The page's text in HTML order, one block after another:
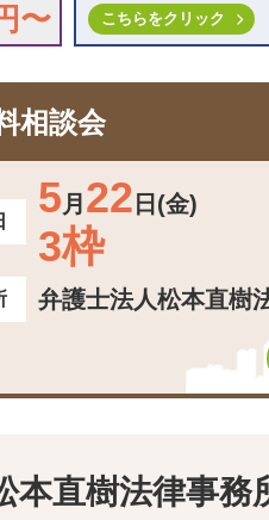
〜 こちらをクリック
相談会
5 月 22 日(金)
3枠
弁護士法人松本直樹
本直樹法律事務